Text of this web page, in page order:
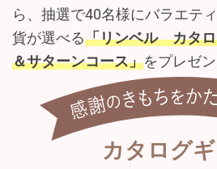
ら、抽選で40名様にバラエテ
貨が選べる「リンベル カタ
＆サターンコース」をプレゼン
カタログ